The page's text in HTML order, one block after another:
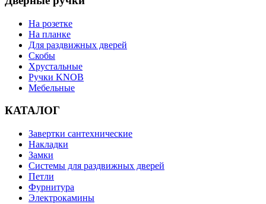
На розетке
На планке
Для раздвижных дверей
Скобы
Хрустальные
Ручки KNOB
Мебельные
КАТАЛОГ
Завертки сантехнические
Накладки
Замки
Системы для раздвижных дверей
Петли
Фурнитура
Электрокамины